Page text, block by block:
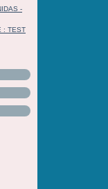
-
: TEST